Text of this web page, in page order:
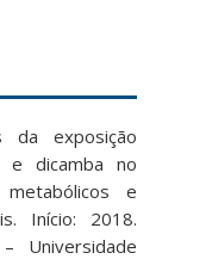
da exposição
e dicamba no
metabólicos e
Início: 2018.
Universidade